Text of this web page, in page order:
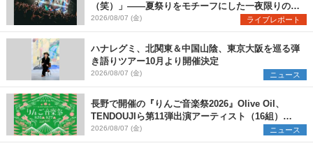
（笑）」――夏祭りをモチーフにした一夜限りのス
ペシャルライブ『色祭』レポート
2026/08/07 (金) ライブレポート
ハナレグミ、北関東＆中国山陰、東京大阪を巡る弾
き語りツアー10月より開催決定
2026/08/07 (金) ニュース
長野で開催の『りんご音楽祭2026』Olive Oil、
TENDOUJIら第11弾出演アーティスト（16組）を
発表
2026/08/07 (金) ニュース